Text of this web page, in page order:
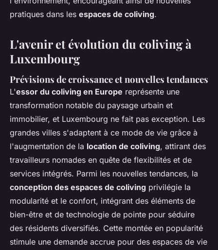
pratiques dans les espaces de coliving.
L'avenir et évolution du coliving à
Luxembourg
Prévisions de croissance et nouvelles tendances
L'essor du coliving en Europe représente une
transformation notable du paysage urbain et
immobilier, et Luxembourg ne fait pas exception. Les
grandes villes s'adaptent à ce mode de vie grâce à
l'augmentation de la location de coliving, attirant des
travailleurs nomades en quête de flexibilités et de
services intégrés. Parmi les nouvelles tendances, la
conception des espaces de coliving privilégie la
modularité et le confort, intégrant des éléments de
bien-être et de technologie de pointe pour séduire
des résidents diversifiés. Cette montée en popularité
stimule une demande accrue pour des espaces de vie